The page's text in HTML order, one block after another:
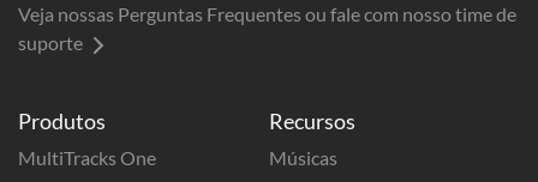
Produtos
MultiTracks One
Recursos
Músicas
Veja nossas Perguntas Frequentes ou fale com nosso time de
suporte